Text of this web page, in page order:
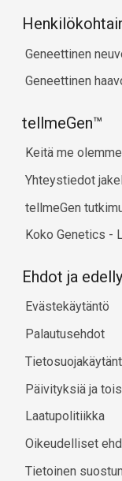
Geneettinen
Geneettinen
tellmeGen™
Keitä me olemme
Yhteystiedot
tellmeGen
Koko Genetics -
Ehdot ja
Evästekäytäntö
Palautusehdot
Päivityksiä ja
Laatupolitiikka
Oikeudelliset
Tietoinen